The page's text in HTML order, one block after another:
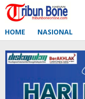
Lewati
ke
HOME NASIONAL